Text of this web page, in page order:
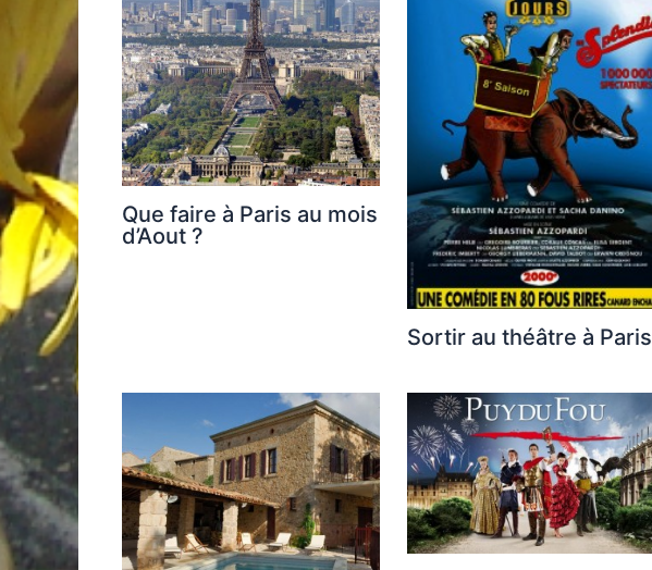
Que faire à Paris au mois
d’Aout ?
Sortir au théâtre à Paris